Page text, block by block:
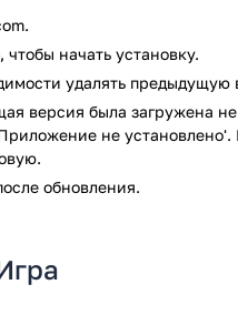
игра в
представлено довольно
игрового
VirusTotal. В
не выявлено.
начать установку.
удалять предыдущую
версия была загружена
не установлено'.
обновления.